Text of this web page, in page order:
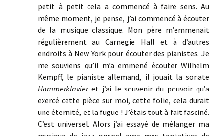
petit à petit cela a commencé à faire sens. Au
même moment, je pense, j’ai commencé à écouter
de la musique classique. Mon père m’emmenait
régulièrement au Carnegie Hall et à d’autres
endroits à New York pour écouter des pianistes. Je
me souviens qu’il m’a emmené écouter Wilhelm
Kempff, le pianiste allemand, il jouait la sonate
Hammerklavieret j’ai le souvenir du pouvoir qu’a
exercé cette pièce sur moi, cette folie, cela durait
une éternité, et la fugue ! J’étais tout à fait fasciné.
C’est universel. Alors j’ai essayé de mélanger ma